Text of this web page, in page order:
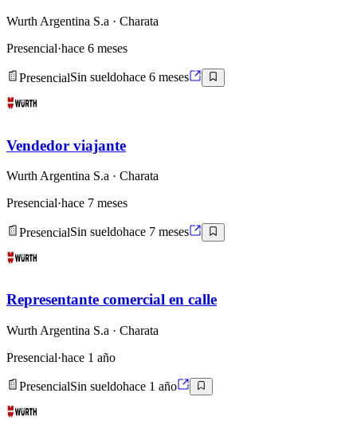
Wurth Argentina S.a · Charata
Presencial·hace 6 meses
PresencialSin sueldohace 6 meses
Vendedor viajante
Wurth Argentina S.a · Charata
Presencial·hace 7 meses
PresencialSin sueldohace 7 meses
Representante comercial en calle
Wurth Argentina S.a · Charata
Presencial·hace 1 año
PresencialSin sueldohace 1 año